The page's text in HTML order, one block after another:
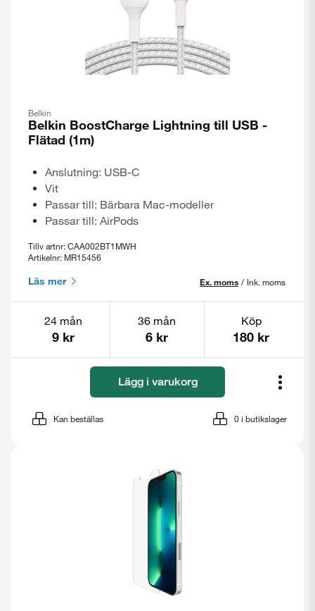
Belkin
Belkin BoostCharge Lightning till USB -
Flätad (1m)
Anslutning: USB-C
Vit
Passar till: Bärbara Mac-modeller
Passar till: AirPods
Tillv artnr: CAA002BT1MWH
Artikelnr: MR15456
Läs mer Ex. moms / Ink. moms
24 mån
9 kr
36 mån
6 kr
Köp
180 kr
Lägg i varukorg
Kan beställas 0 i butikslager